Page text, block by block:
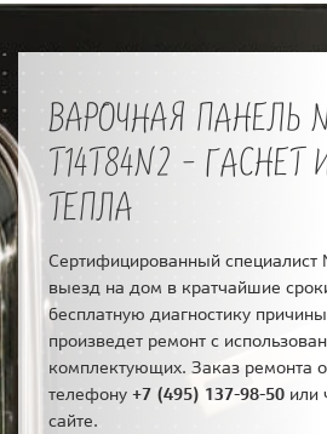
ВАРОЧНАЯ ПАНЕЛЬ
T14T84N2 -
ТЕПЛА
Сертифицированный специалист
выезд на дом в кратчайшие
бесплатную диагностику
произведет ремонт с
комплектующих. Заказ ремонта
телефону +7 (495) 137-98-50 или
сайте.